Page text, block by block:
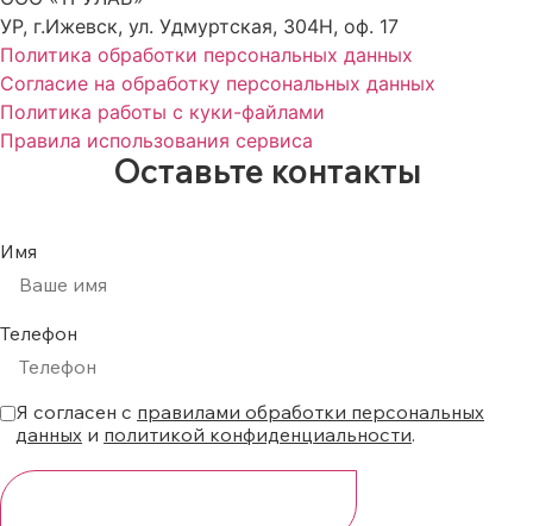
УР, г.Ижевск, ул. Удмуртская, 304Н, оф. 17
Политика обработки персональных данных
Согласие на обработку персональных данных
Политика работы с куки-файлами
Правила использования сервиса
Оставьте контакты
Имя
Телефон
Я согласен с правилами обработки персональных
данных и политикой конфиденциальности.